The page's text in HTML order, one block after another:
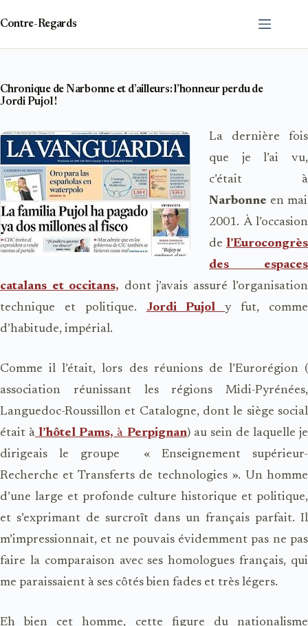
contenu
Contre-Regards
Chronique de Narbonne et d’ailleurs: l’honneur perdu de
Jordi Pujol !
La dernière fois
que je l’ai vu,
c’était à
Narbonne en mai
2001. À l’occasion
de l’Eurocongrès
des espaces
catalans et occitans, dont j’avais assuré l’organisation
technique et politique. Jordi Pujoly fut, comme
d’habitude, impérial.
Comme il l’était, lors des réunions de l’Eurorégion (
association réunissant les régions Midi-Pyrénées,
Languedoc-Roussillon et Catalogne, dont le siège social
était à l’hôtel Pams, à Perpignan) au sein de laquelle je
dirigeais le groupe « Enseignement supérieur-
Recherche et Transferts de technologies ». Un homme
d’une large et profonde culture historique et politique,
et s’exprimant de surcroît dans un français parfait. Il
m’impressionnait, et ne pouvais évidemment pas ne pas
faire la comparaison avec ses homologues français, qui
me paraissaient à ses côtés bien fades et très légers.
Eh bien cet homme, cette figure du nationalisme